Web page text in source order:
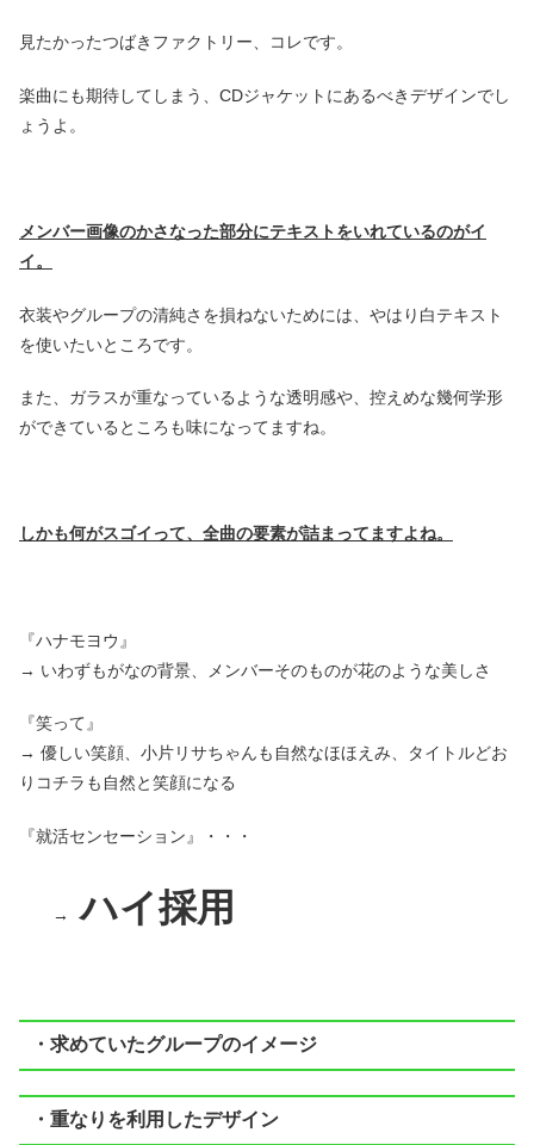
見たかったつばきファクトリー、コレです。
楽曲にも期待してしまう、CDジャケットにあるべきデザインでし
ょうよ。
メンバー画像のかさなった部分にテキストをいれているのがイ
イ。
衣装やグループの清純さを損ねないためには、やはり白テキスト
を使いたいところです。
また、ガラスが重なっているような透明感や、控えめな幾何学形
ができているところも味になってますね。
しかも何がスゴイって、全曲の要素が詰まってますよね。
『ハナモヨウ』
→ いわずもがなの背景、メンバーそのものが花のような美しさ
『笑って』
→ 優しい笑顔、小片リサちゃんも自然なほほえみ、タイトルどお
りコチラも自然と笑顔になる
『就活センセーション』・・・
→ ハイ採用
・求めていたグループのイメージ
・重なりを利用したデザイン